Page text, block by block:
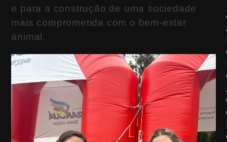
e para a construção de uma sociedade
mais comprometida com o bem-estar
animal.